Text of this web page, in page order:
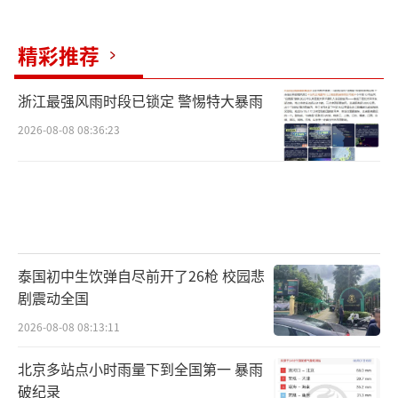
不同，在有效期内为会员介绍4到12位优质相亲
对象。
据红网报道，很多婚介介绍的相亲对象都
是包装好的婚托。见面后，他们会跟对方浅聊
为由“玩消失”……但是在婚介记录上，是完
成了一定量的服务。
网友分享付费相亲平台套路。红网
婚托每次见面都能获得500元以内的报酬，
精彩推荐
浙江最强风雨时段已锁定 警惕特大暴雨
2026-08-08 08:36:23
泰国初中生饮弹自尽前开了26枪 校园悲
剧震动全国
2026-08-08 08:13:11
北京多站点小时雨量下到全国第一 暴雨
破纪录